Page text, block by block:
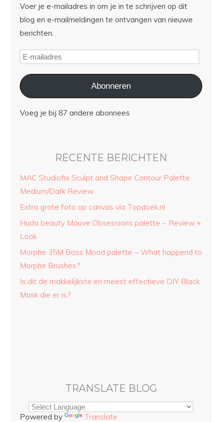
Voer je e-mailadres in om je in te schrijven op dit
blog en e-mailmeldingen te ontvangen van nieuwe
berichten.
Abonneren
Voeg je bij 87 andere abonnees
RECENTE BERICHTEN
MAC Studiofix Sculpt and Shape Contour Palette
Medium/Dark Review
Extra grote foto op canvas via Topdoek.nl
Huda beauty Mauve Obsessions palette ~ Review +
Look
Morphe 35M Boss Mood palette ~ What happend to
Morphe Brushes?
Is dit de makkelijkste en meest effectieve DIY Black
Mask die er is?
TRANSLATE BLOG
Powered by Translate